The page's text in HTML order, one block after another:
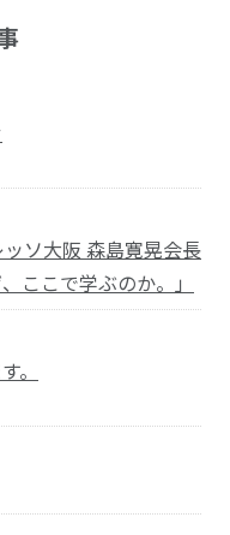
ッソ大阪 森島寛晃会長
ここで学ぶのか。」
。